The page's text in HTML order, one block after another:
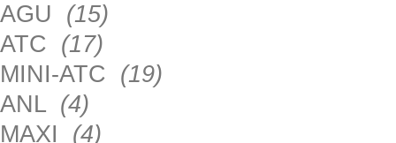
AGU (15)
ATC (17)
MINI-ATC (19)
ANL (4)
MAXI (4)